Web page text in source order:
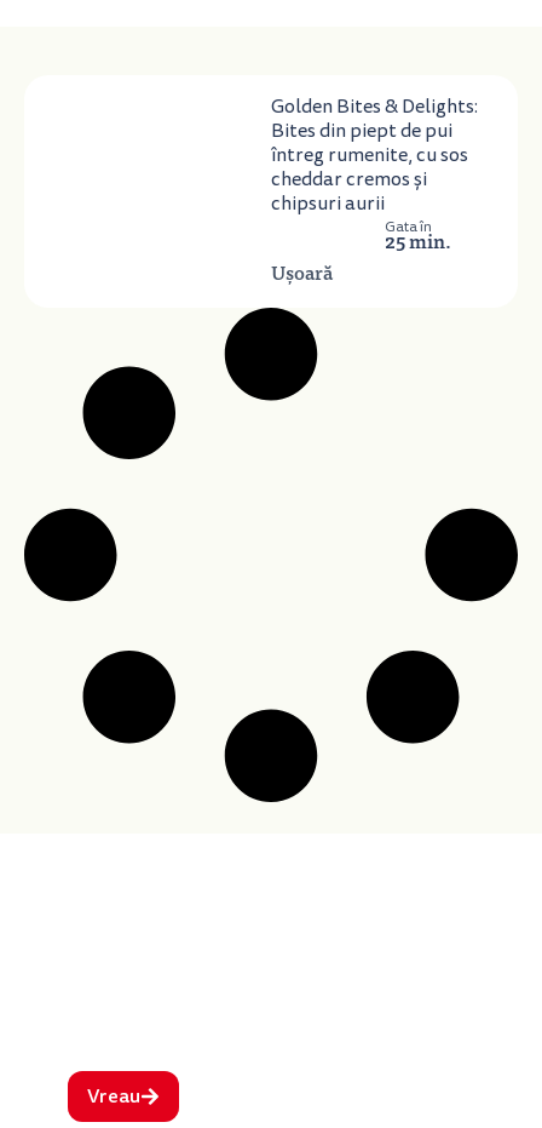
Golden Bites & Delights:
Bites din piept de pui
întreg rumenite, cu sos
cheddar cremos și
chipsuri aurii
Ușoară
Gata în
25 min.
Vreau